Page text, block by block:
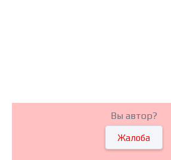
Вы автор?
Жалоба